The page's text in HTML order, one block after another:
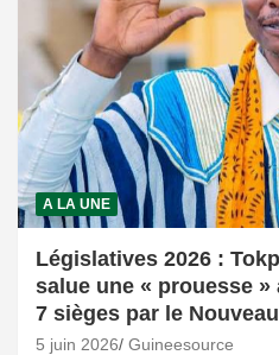
A LA UNE
Législatives 2026 :
salue une « prouesse »
7 sièges par le
5 juin 2026 Guineesource